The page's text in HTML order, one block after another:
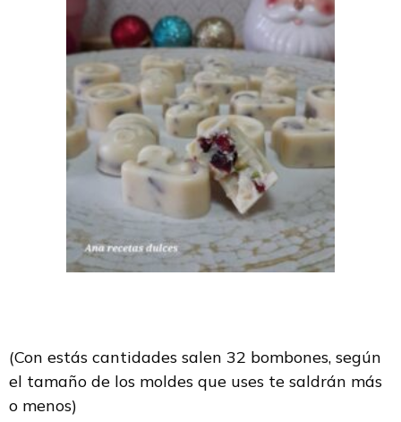
(Con estás cantidades salen 32 bombones, según
el tamaño de los moldes que uses te saldrán más
o menos)